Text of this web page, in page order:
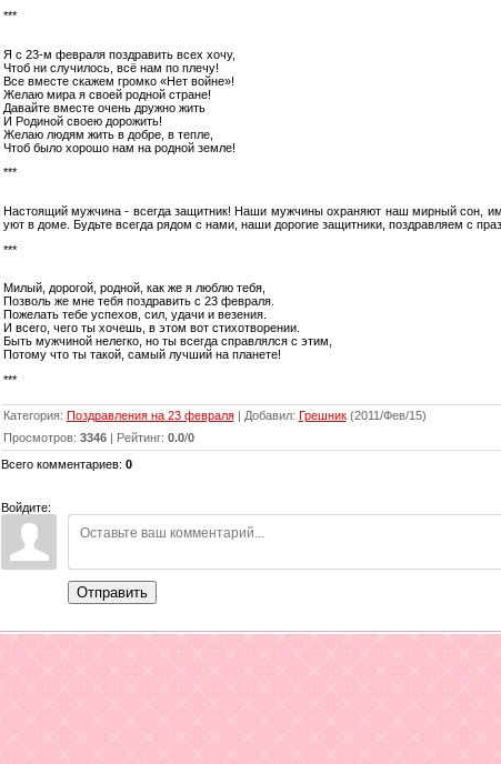
***
Я с 23-м февраля поздравить всех хочу,
Чтоб ни случилось, всё нам по плечу!
Все вместе скажем громко «Нет войне»!
Желаю мира я своей родной стране!
Давайте вместе очень дружно жить
И Родиной своею дорожить!
Желаю людям жить в добре, в тепле,
Чтоб было хорошо нам на родной земле!
***
Настоящий мужчина - всегда защитник! Наши мужчины охраняют наш мирный сон,
уют в доме. Будьте всегда рядом с нами, наши дорогие защитники, поздравляем с
***
Милый, дорогой, родной, как же я люблю тебя,
Позволь же мне тебя поздравить с 23 февраля.
Пожелать тебе успехов, сил, удачи и везения.
И всего, чего ты хочешь, в этом вот стихотворении.
Быть мужчиной нелегко, но ты всегда справлялся с этим,
Потому что ты такой, самый лучший на планете!
***
Категория: Поздравления на 23 февраля| Добавил: Грешник(2011/Фев/15)
Просмотров: 3346| Рейтинг: 0.0/0
Всего комментариев: 0
Войдите:
Отправить